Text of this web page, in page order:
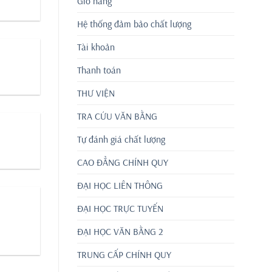
Hệ thống đảm bảo chất lượng
Tài khoản
Thanh toán
THƯ VIỆN
TRA CỨU VĂN BẰNG
Tự đánh giá chất lượng
CAO ĐẲNG CHÍNH QUY
ĐẠI HỌC LIÊN THÔNG
ĐẠI HỌC TRỰC TUYẾN
ĐẠI HỌC VĂN BẰNG 2
TRUNG CẤP CHÍNH QUY